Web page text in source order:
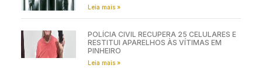
Leia mais »
POLÍCIA CIVIL RECUPERA 25 CELULARES E
RESTITUI APARELHOS ÀS VÍTIMAS EM
PINHEIRO
Leia mais »